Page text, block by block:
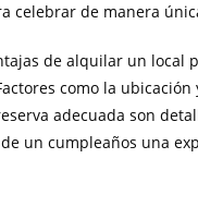
celebrar de manera
de alquilar un local
como la
adecuada son
un cumpleaños una